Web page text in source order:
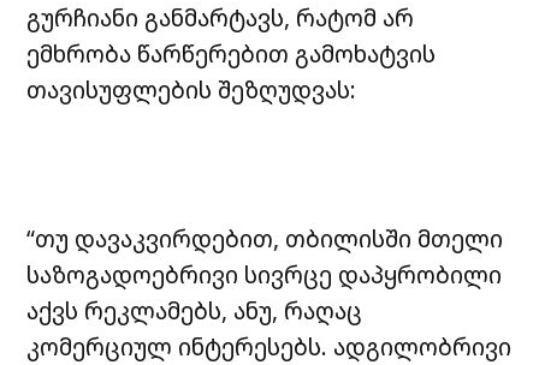
გურჩიანი განმარტავს, რატომ არ
ემხრობა წარწერებით გამოხატვის
თავისუფლების შეზღუდვას:
“თუ დავაკვირდებით, თბილისში მთელი
საზოგადოებრივი სივრცე დაპყრობილი
აქვს რეკლამებს, ანუ, რაღაც
კომერციულ ინტერესებს. ადგილობრივი